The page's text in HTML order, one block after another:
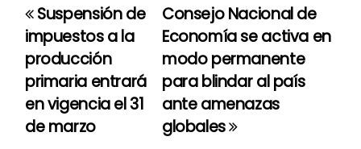
N
a
v
e
Consejo Nacional de
Economía se activa en
modo permanente
para blindar al país
ante amenazas
globales
Suspensión de
impuestos a la
producción
primaria entrará
en vigencia el 31
de marzo